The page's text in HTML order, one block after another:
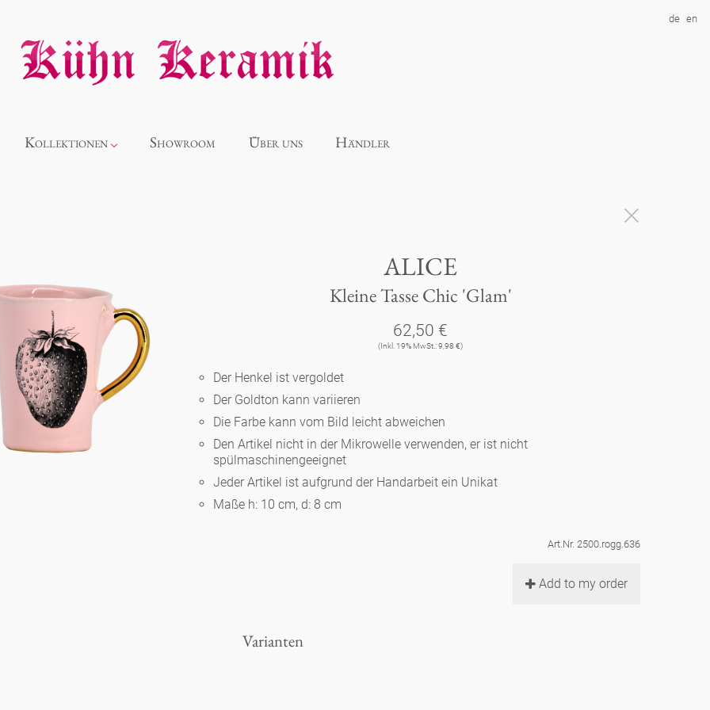
de en
Kollektionen
Panthéon
Souvenir
Berlin
Slumberland
Showroom Über uns Händler
ALICE
Kleine Tasse Chic 'Glam'
62,50 €
(Inkl. 19% MwSt.: 9,98 €)
Der Henkel ist vergoldet
Der Goldton kann variieren
Die Farbe kann vom Bild leicht abweichen
Den Artikel nicht in der Mikrowelle verwenden, er ist nicht
spülmaschinengeeignet
Jeder Artikel ist aufgrund der Handarbeit ein Unikat
Maße h: 10 cm, d: 8 cm
Art.Nr. 2500.rogg.636
Add to my order
Varianten